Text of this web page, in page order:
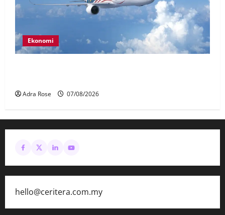
Ekonomi
Adra Rose 07/08/2026
hello@ceritera.com.my